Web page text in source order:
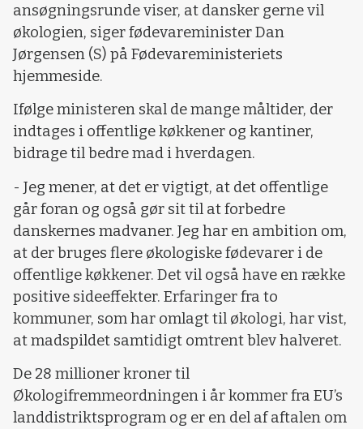
ansøgningsrunde viser, at dansker gerne vil
økologien, siger fødevareminister Dan
Jørgensen (S) på Fødevareministeriets
hjemmeside.
Ifølge ministeren skal de mange måltider, der
indtages i offentlige køkkener og kantiner,
bidrage til bedre mad i hverdagen.
- Jeg mener, at det er vigtigt, at det offentlige
går foran og også gør sit til at forbedre
danskernes madvaner. Jeg har en ambition om,
at der bruges flere økologiske fødevarer i de
offentlige køkkener. Det vil også have en række
positive sideeffekter. Erfaringer fra to
kommuner, som har omlagt til økologi, har vist,
at madspildet samtidigt omtrent blev halveret.
De 28 millioner kroner til
Økologifremmeordningen i år kommer fra EU’s
landdistriktsprogram og er en del af aftalen om